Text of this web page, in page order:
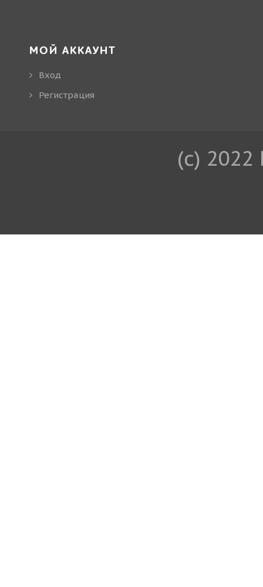
МОЙ АККАУНТ
Вход
Регистрация
(c)